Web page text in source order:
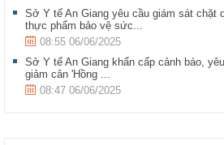
Sở Y tế An Giang yêu cầu giám sát chặt
thực phẩm bảo vệ sức...
08:55 06/06/2025
Sở Y tế An Giang khẩn cấp cảnh báo,
giảm cân 'Hồng ...
08:47 06/06/2025